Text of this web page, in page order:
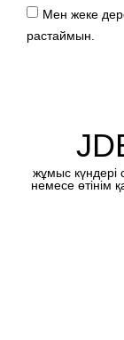
жұмыс күндері
немесе өтінім
Мен жеке
растаймын.